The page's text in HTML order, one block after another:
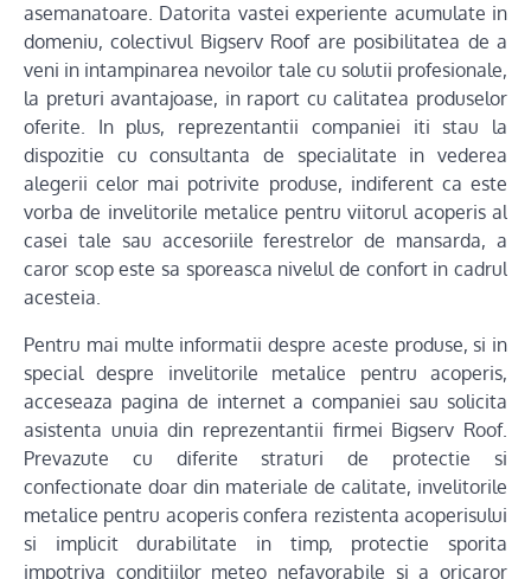
asemanatoare. Datorita vastei experiente acumulate in
domeniu, colectivul Bigserv Roof are posibilitatea de a
veni in intampinarea nevoilor tale cu solutii profesionale,
la preturi avantajoase, in raport cu calitatea produselor
oferite. In plus, reprezentantii companiei iti stau la
dispozitie cu consultanta de specialitate in vederea
alegerii celor mai potrivite produse, indiferent ca este
vorba de invelitorile metalice pentru viitorul acoperis al
casei tale sau accesoriile ferestrelor de mansarda, a
caror scop este sa sporeasca nivelul de confort in cadrul
acesteia.
Pentru mai multe informatii despre aceste produse, si in
special despre invelitorile metalice pentru acoperis,
acceseaza pagina de internet a companiei sau solicita
asistenta unuia din reprezentantii firmei Bigserv Roof.
Prevazute cu diferite straturi de protectie si
confectionate doar din materiale de calitate, invelitorile
metalice pentru acoperis confera rezistenta acoperisului
si implicit durabilitate in timp, protectie sporita
impotriva conditiilor meteo nefavorabile si a oricaror